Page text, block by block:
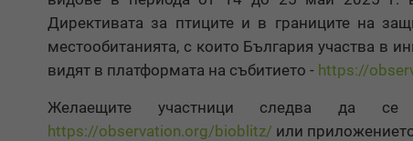
Директивата за птиците и в границите на
местообитанията, с които България участва в
видят в платформата на събитието - https://
Желаещите участници следва да се
https://observation.org/bioblitz/ или